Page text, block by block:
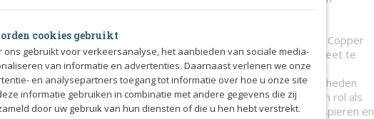
werkt nauw samen met zink en vitamine B12, die beiden ook in Copper
Powder aanwezig zijn, om de juiste verhoudingen in het totale dieet te
antioxidanten zoals vitamine E en gecontroleerde hoeveelheden
zijn eveneens toegevoegd, om koper te ondersteunen in zijn rol als
in antioxidantenenzymen, wat helpt bij het beschermen van spieren en
cookies gebruikt
ons gebruikt voor verkeersanalyse, het aanbieden van sociale media-
van informatie en advertenties. Daarnaast verlenen we onze
en analysepartners toegang tot informatie over hoe u onze site
informatie gebruiken in combinatie met andere gegevens die zij
door uw gebruik van hun diensten of die u hen hebt verstrekt.